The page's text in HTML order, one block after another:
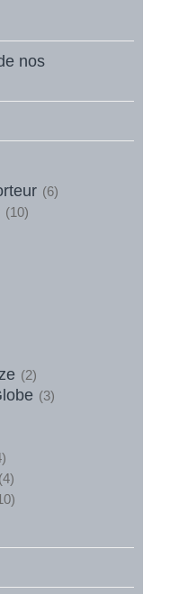
nos
(6)
(10)
(2)
(3)
(4)